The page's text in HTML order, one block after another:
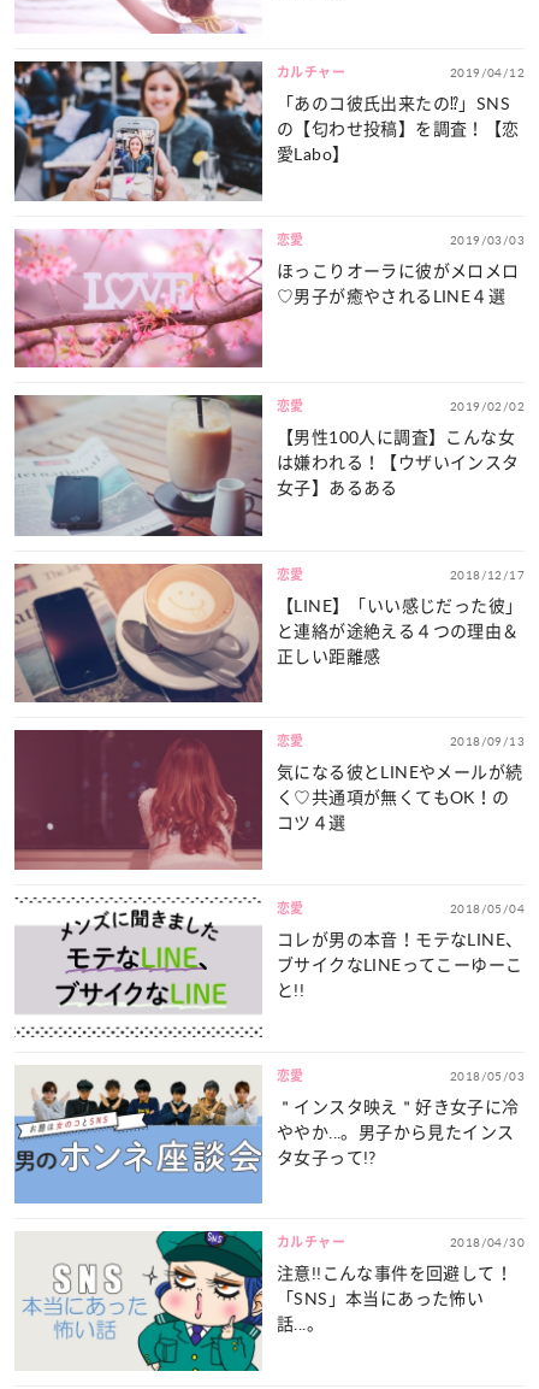
カルチャー 2019/04/12
「あのコ彼氏出来たの⁉」SNS
の【匂わせ投稿】を調査！【恋
愛Labo】
恋愛 2019/03/03
ほっこりオーラに彼がメロメロ
♡男子が癒やされるLINE４選
恋愛 2019/02/02
【男性100人に調査】こんな女
は嫌われる！【ウザいインスタ
女子】あるある
恋愛 2018/12/17
【LINE】「いい感じだった彼」
と連絡が途絶える４つの理由＆
正しい距離感
恋愛 2018/09/13
気になる彼とLINEやメールが続
く♡共通項が無くてもOK！の
コツ４選
恋愛 2018/05/04
コレが男の本音！モテなLINE、
ブサイクなLINEってこーゆーこ
と!!
恋愛 2018/05/03
＂インスタ映え＂好き女子に冷
ややか...。男子から見たインス
タ女子って!?
カルチャー 2018/04/30
注意!!こんな事件を回避して！
「SNS」本当にあった怖い
話...。